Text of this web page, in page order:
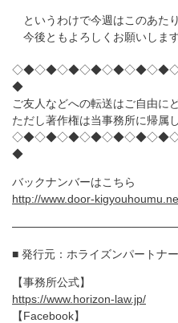
というわけで今週はこのあたり
今後ともよろしくお願いします
◆
ご友人などへの転送はご自由に
ただし著作権は当事務所に帰属
◆
バックナンバーはこちら
http://www.door-
■ 発行元：ホライズンパートナ
【事務所公式】
https://www.horizon-law.jp/
【Facebook】